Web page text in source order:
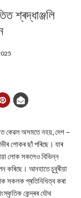
শ্ৰদ্ধাঞ্জলি
কেৱল অসমতে নহয়, দেশ –
শোকৰ ছাঁ পৰিছে। যাৰ
লোক সকলেও বিভিন্ন
কৰিছে। আনহাতে চুবুৰীয়া
সকলক প্ৰতিনিধিত্ব কৰা
কেন্দ্ৰৰ যৌথ